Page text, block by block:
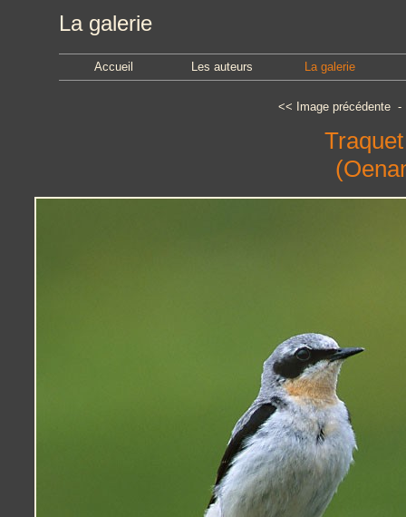
La galerie
Accueil Les auteurs La galerie
<< Image précédente